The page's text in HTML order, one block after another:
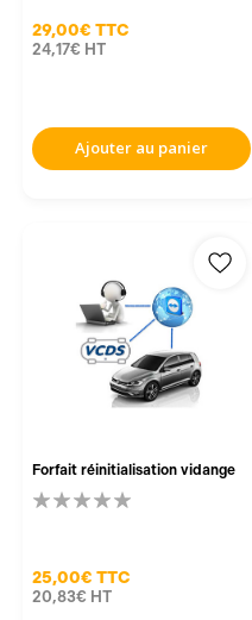
29,00€ TTC
24,17€ HT
Ajouter au panier
Forfait réinitialisation vidange
25,00€ TTC
20,83€ HT